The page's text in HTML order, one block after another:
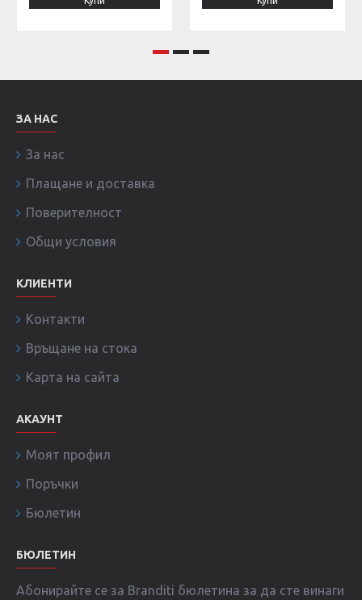
ЗА НАС
За нас
Плащане и доставка
Поверителност
Общи условия
КЛИЕНТИ
Контакти
Връщане на стока
Карта на сайта
АКАУНТ
Моят профил
Поръчки
Бюлетин
БЮЛЕТИН
Абонирайте се за Branditi бюлетина за да сте винаги